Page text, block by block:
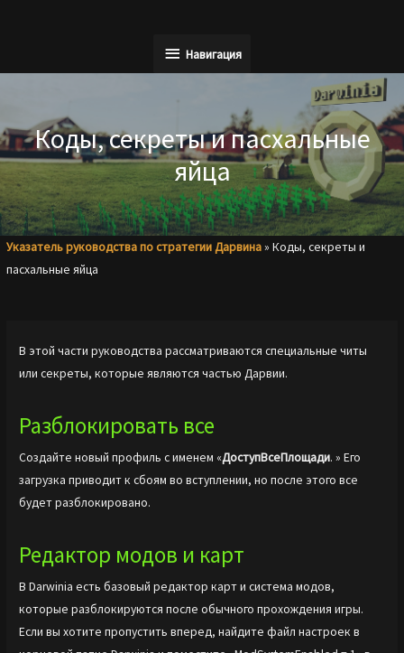
Навигация
Навигация
Коды, секреты и пасхальные
яйца
Указатель руководства по стратегии Дарвина»Коды, секреты и
пасхальные яйца
В этой части руководства рассматриваются специальные читы
или секреты, которые являются частью Дарвии.
Разблокировать все
Создайте новый профиль с именем «ДоступВсеПлощади. » Его
загрузка приводит к сбоям во вступлении, но после этого все
будет разблокировано.
Редактор модов и карт
В Darwinia есть базовый редактор карт и система модов,
которые разблокируются после обычного прохождения игры.
Если вы хотите пропустить вперед, найдите файл настроек в